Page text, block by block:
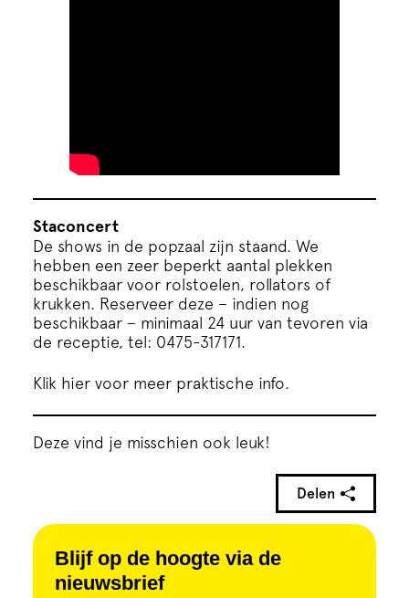
Blijf op de hoogte via de
nieuwsbrief
Staconcert
De shows in de popzaal zijn staand. We
hebben een zeer beperkt aantal plekken
beschikbaar voor rolstoelen, rollators of
krukken. Reserveer deze – indien nog
beschikbaar – minimaal 24 uur van tevoren via
de receptie, tel: 0475-317171.
Klik hier voor meer praktische info.
Deze vind je misschien ook leuk!
Delen